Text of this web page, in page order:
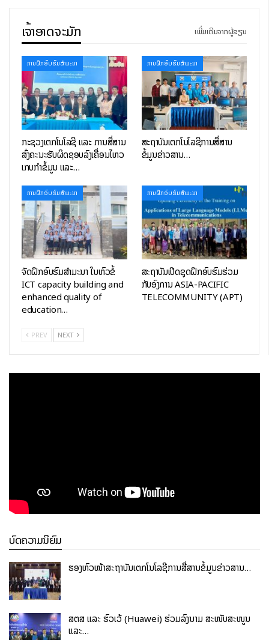
PREV 1 NEXT
ເຈົ້າອາດຈະມັກ ເພີ່ມເຕີມຈາກຜູ້ຂຽນ
ການຝຶກອົບຮົມສໍາມະນາ
ກະຊວງເຕັກໂນໂລຊີ ແລະ ການສື່ສານ
ສົ່ງຄະນະຮັບຜິດຊອບລົງເຄື່ອນໄຫວ
ເກັບກຳຂໍ້ມູນ ແລະ…
ການຝຶກອົບຮົມສໍາມະນາ
ສະຖາບັນເຕັກໂນໂລຊີການສື່ສານ
ຂໍ້ມູນຂ່າວສານ…
ການຝຶກອົບຮົມສໍາມະນາ
ຈັດຝຶກອົບຮົມສໍາມະນາ ໃນຫົວຂໍ້
ICT capacity building and
enhanced quality of
education…
ການຝຶກອົບຮົມສໍາມະນາ
ສະຖາບັນເປີດຊຸດຝຶກອົບຮົມຮ່ວມ
ກັບອົງການ ASIA-PACIFIC
TELECOMMUNITY (APT)
PREV NEXT
ບົດຄວາມນິຍົມ
ຮອງຫົວໜ້າສະຖາບັນເຕັກໂນໂລຊີການສື່ສານຂໍ້ມູນຂ່າວສານ…
ສຕສ ແລະ ຮົວເວ້ (Huawei) ຮ່ວມລົງນາມ ສະໜັບສະໜູນ
ແລະ…